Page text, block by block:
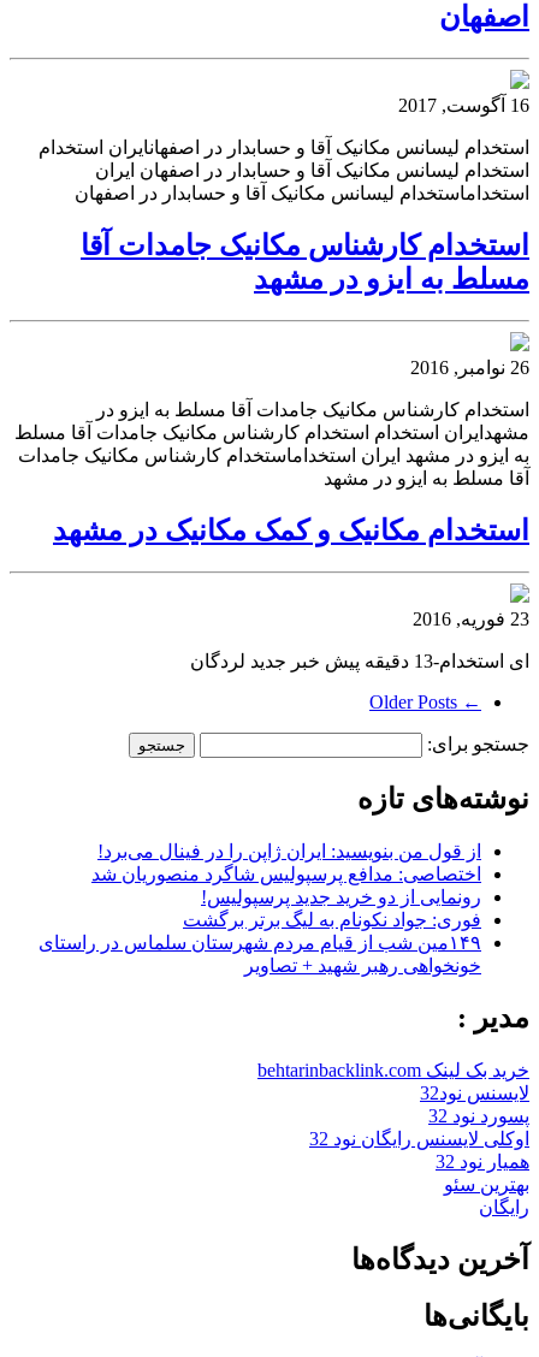
اصفهان
16 آگوست, 2017
استخدام لیسانس مکانیک آقا و حسابدار در اصفهانایران استخدام
استخدام لیسانس مکانیک آقا و حسابدار در اصفهان ایران
استخداماستخدام لیسانس مکانیک آقا و حسابدار در اصفهان
استخدام کارشناس مکانیک جامدات آقا
مسلط به ایزو در مشهد
26 نوامبر, 2016
استخدام کارشناس مکانیک جامدات آقا مسلط به ایزو در
مشهدایران استخدام استخدام کارشناس مکانیک جامدات آقا مسلط
به ایزو در مشهد ایران استخداماستخدام کارشناس مکانیک جامدات
آقا مسلط به ایزو در مشهد
استخدام مکانیک و کمک مکانیک در مشهد
23 فوریه, 2016
ای استخدام-13 دقیقه پیش خبر جدید لردگان
← Older Posts
جستجو برای:
نوشته‌های تازه
از قول من بنویسید: ایران ژاپن را در فینال می‌برد!
اختصاصی: مدافع پرسپولیس شاگرد منصوریان شد
رونمایی از دو خرید جدید پرسپولیس!
فوری: جواد نکونام به لیگ برتر برگشت
۱۴۹مین شب از قیام مردم شهرستان سلماس در راستای
خونخواهی رهبر شهید + تصاویر
مدیر :
خرید بک لینک behtarinbacklink.com
لایسنس نود32
پسورد نود 32
اوکلی لایسنس رایگان نود 32
همیار نود 32
بهترین سئو
رایگان
آخرین دیدگاه‌ها
بایگانی‌ها